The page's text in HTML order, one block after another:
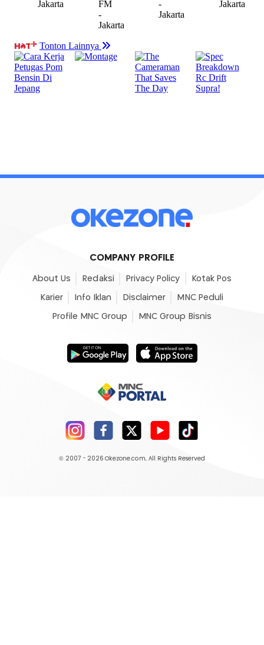
COMPANY PROFILE
About Us Redaksi Privacy Policy Kotak Pos
Karier Info Iklan Disclaimer MNC Peduli
Profile MNC Group MNC Group Bisnis
© 2007 - 2026 Okezone.com, All Rights Reserved